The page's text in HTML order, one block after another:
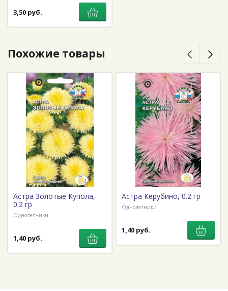
3,50 руб.
Похожие товары
Астра Золотые Купола,
0.2 гр
Однолетники
1,40 руб.
Астра Керубино, 0.2 гр
Однолетники
1,40 руб.